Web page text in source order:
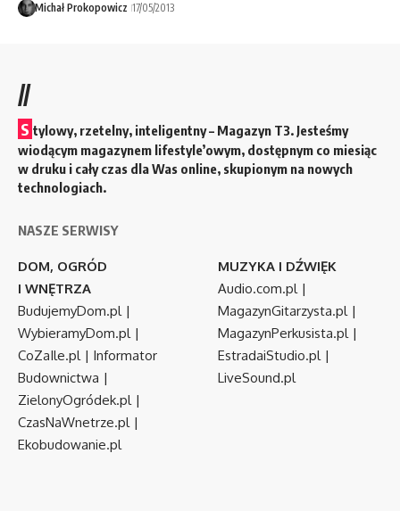
Michał Prokopowicz 17/05/2013
//
S tylowy, rzetelny, inteligentny – Magazyn T3. Jesteśmy
wiodącym magazynem lifestyle’owym, dostępnym co miesiąc
w druku i cały czas dla Was online, skupionym na nowych
technologiach.
NASZE SERWISY
DOM, OGRÓD
I WNĘTRZA
BudujemyDom.pl|
WybieramyDom.pl|
CoZaIle.pl| Informator
Budownictwa |
ZielonyOgródek.pl|
CzasNaWnetrze.pl|
Ekobudowanie.pl
MUZYKA I DŹWIĘK
Audio.com.pl|
MagazynGitarzysta.pl|
MagazynPerkusista.pl|
EstradaiStudio.pl|
LiveSound.pl